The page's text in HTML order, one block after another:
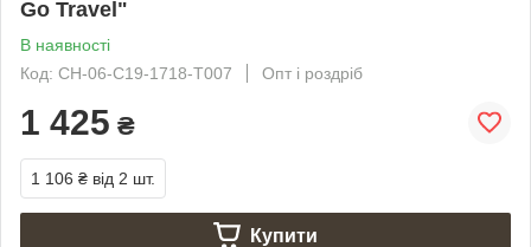
Go Travel"
В наявності
Код: CH-06-C19-1718-T007
Опт і роздріб
1 425 ₴
1 106 ₴ від 2 шт.
Купити